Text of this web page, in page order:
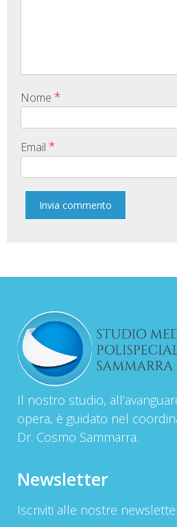
Nome *
Email *
Il nostro studio,
opera, è guidato nel
Dr. Cosmo Sammarra.
Newsletter
Iscriviti alle nostre